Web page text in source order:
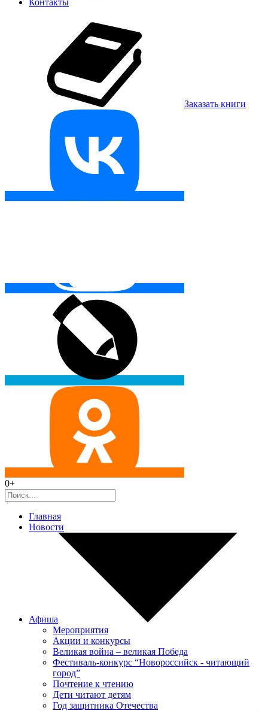
Контакты
Заказать книги
0+
Главная
Новости
Афиша
Мероприятия
Акции и конкурсы
Великая война – великая Победа
Фестиваль-конкурс “Новороссийск - читающий
город”
Почтение к чтению
Дети читают детям
Год защитника Отечества